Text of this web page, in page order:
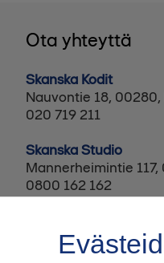
Ota yhteyttä
Skanska Kodit
Nauvontie 18, 00280,
020 719 211
Skanska Studio
Mannerheimintie
0800 162 162